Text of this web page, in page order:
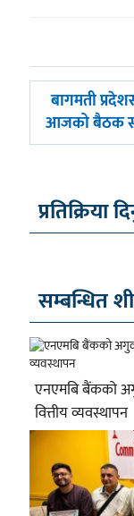
पछिल्लाे
-
बागमती
आजको बैठक
प्रतिक्रिया
सम्बन्धित
एनएमबि बैंकको
वित्तीय व्यवस्थापन